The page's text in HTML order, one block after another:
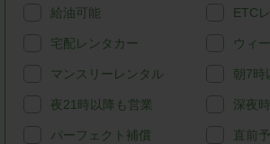
給油可能 ETC
宅配レンタカー ウィ
マンスリーレンタル 朝7時
夜21時以降も営業 深夜
パーフェクト補償 直前